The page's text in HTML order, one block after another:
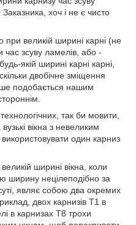
хоч і не є чисто
при великій ширині карні (не
зсуву ламелів, або -
якій ширині карні карні,
двобічне зміщення
подобається нашим
так би мовити,
вікна з невеликим
один карниз
ширині вікна, коли
ширину нецілеподібно за
являє собою два окремих
двох карнизів Т1 в
в карнизах Т8 трохи